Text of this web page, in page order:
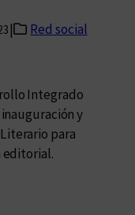
| Red social
Integrado
y
para
editorial.